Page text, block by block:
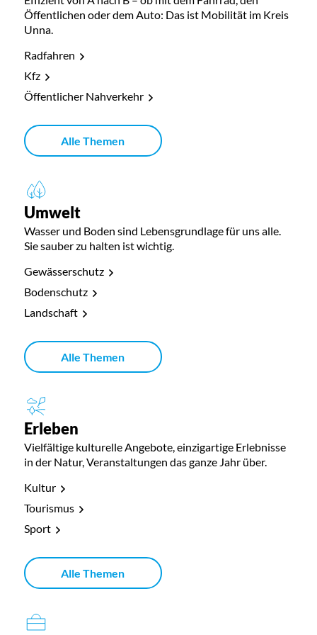
Öffentlichen oder dem Auto: Das ist Mobilität im Kreis
Unna.
Radfahren
Kfz
Öffentlicher Nahverkehr
Alle Themen
Umwelt
Wasser und Boden sind Lebensgrundlage für uns alle.
Sie sauber zu halten ist wichtig.
Gewässerschutz
Bodenschutz
Landschaft
Alle Themen
Erleben
Vielfältige kulturelle Angebote, einzigartige Erlebnisse
in der Natur, Veranstaltungen das ganze Jahr über.
Kultur
Tourismus
Sport
Alle Themen